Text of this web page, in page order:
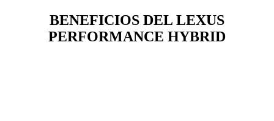
BENEFICIOS DEL LEXUS
PERFORMANCE HYBRID